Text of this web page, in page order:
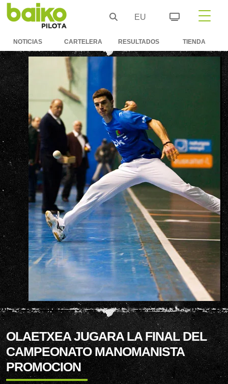
EU
NOTICIAS CARTELERA RESULTADOS TIENDA
OLAETXEA JUGARA LA FINAL DEL
CAMPEONATO MANOMANISTA
PROMOCION